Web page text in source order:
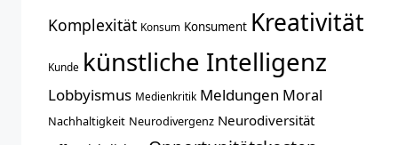
Komplexität Konsum Konsument Kreativität
Kunde künstliche Intelligenz
Lobbyismus Medienkritik Meldungen Moral
Nachhaltigkeit Neurodivergenz Neurodiversität